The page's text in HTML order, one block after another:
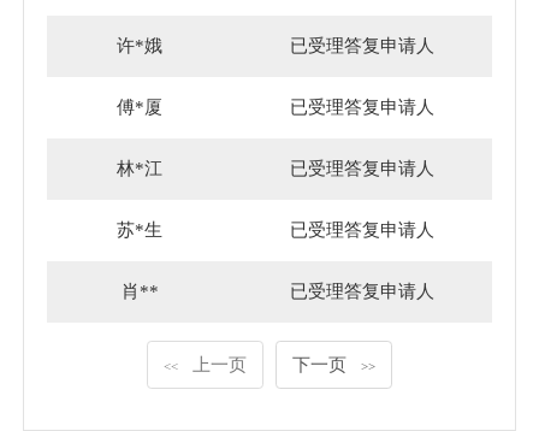
许*娥 已受理答复申请人
傅*厦 已受理答复申请人
林*江 已受理答复申请人
苏*生 已受理答复申请人
肖** 已受理答复申请人
<< 上一页 下一页 >>